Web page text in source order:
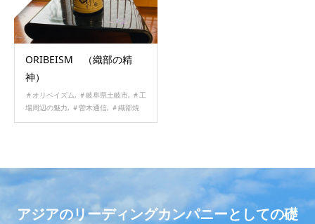
ORIBEISM （織部の精
神）
＃オリベイズム, ＃岐阜県土岐市, ＃工
場周辺の魅力, ＃曽木通信, ＃織部焼
アジアのリーディングカンパニーとしての礎